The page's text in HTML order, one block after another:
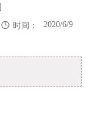
 时间： 2020/6/9